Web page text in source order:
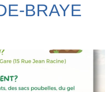
BRAYE